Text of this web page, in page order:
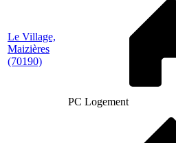
Le Village,
Maizières
(70190)
PC Logement